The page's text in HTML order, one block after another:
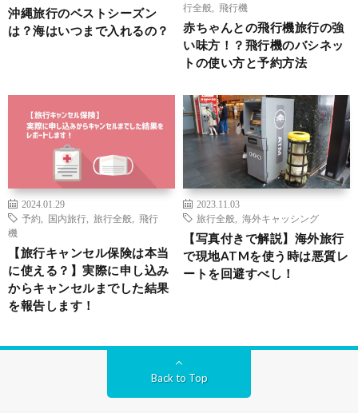
沖縄旅行のベストシーズン
は？海はいつまで入れるの？
行全般
飛行機
赤ちゃんとの飛行機旅行の強
い味方！？飛行機のバシネッ
トの使い方と予約方法
2024.01.29
予約
国内旅行 旅行全般
飛行
機
【旅行キャンセル保険は本当
に使える？】実際に申し込み
からキャンセルまでした結果
を報告します！
2023.11.03
旅行全般
海外キャッシング
【写真付きで解説】海外旅行
で現地ATMを使う時は悪質レ
ートを回避すべし！
Back to Top